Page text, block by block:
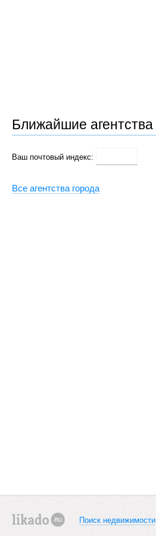
Ближайшие агентства
Ваш почтовый индекс:
Все агентства города
Поиск недвижимости